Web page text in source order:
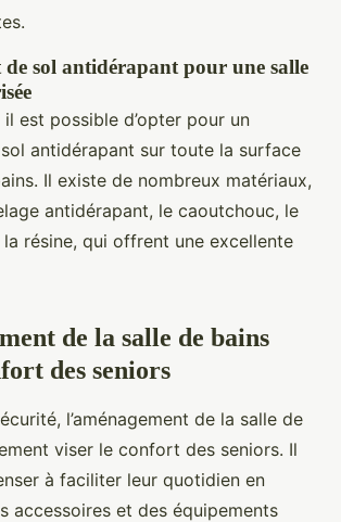
de sol antidérapant pour une salle
est possible d’opter pour un
antidérapant sur toute la surface
Il existe de nombreux matériaux,
antidérapant, le caoutchouc, le
la résine, qui offrent une excellente
de la salle de bains
des seniors
l’aménagement de la salle de
viser le confort des seniors. Il
à faciliter leur quotidien en
accessoires et des équipements